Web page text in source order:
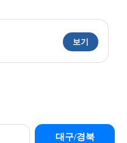
보기
대구/경북